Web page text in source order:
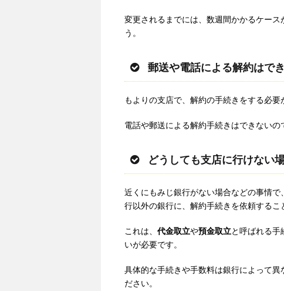
変更されるまでには、数週間かかるケー
う。
郵送や電話による解約はで
もよりの支店で、解約の手続きをする必要
電話や郵送による解約手続きはできないの
どうしても支店に行けない
近くにもみじ銀行がない場合などの事情
行以外の銀行に、解約手続きを依頼するこ
これは、 代金取立や預金取立と呼ばれる
いが必要です。
具体的な手続きや手数料は銀行によって
ださい。